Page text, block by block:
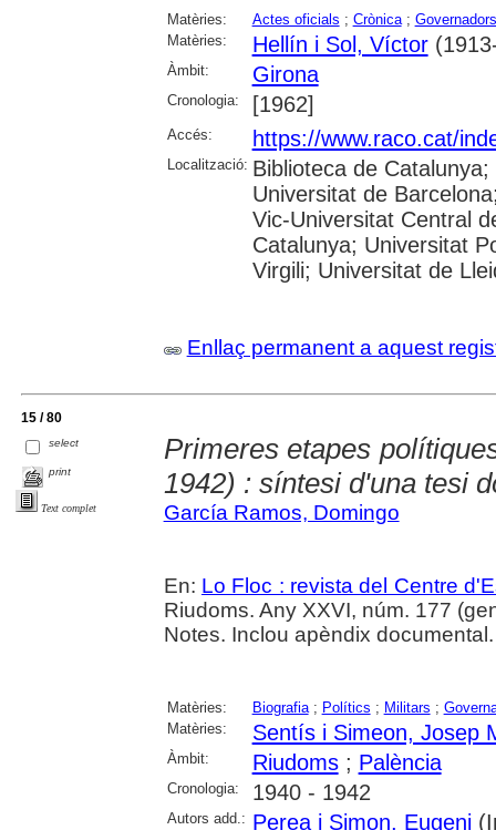
Matèries: Actes oficials ; Crònica;
Matèries:
Hellín i Sol, Víctor
Àmbit: Girona
Cronologia: [1962]
Accés: https://www.raco.cat/
Localització: Biblioteca de
Universitat de
Vic-Universitat Central
Catalunya; Universitat
Virgili; Universitat de
Enllaç permanent a aquest
15 / 80
select
print
Text complet
Primeres etapes
1942) : síntesi d'una tesi
García Ramos, Domingo
En: Lo Floc : revista del Centre
Riudoms. Any XXVI, núm. 177
Notes. Inclou apèndix documental.
Matèries: Biografia; Polítics ; Militars ;
Matèries:
Sentís i Simeon, Josep
Àmbit: Riudoms; Palència
Cronologia: 1940 - 1942
Autors add.: Perea i Simon, Eugeni